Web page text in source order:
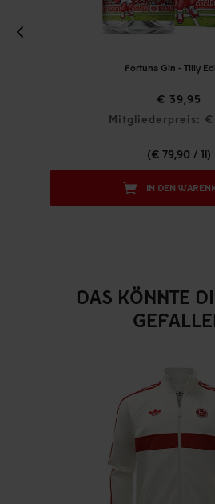
Fortuna Gin - Tilly
€ 39,95
Mitgliederpreis: €
(€ 79,90 / 1l)
IN DEN
DAS KÖNNTE